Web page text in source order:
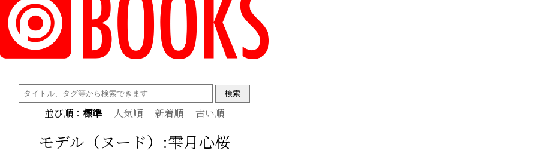
検
索:
並び順： 標準 人気順 新着順 古い順
モデル（ヌード）:雫月心桜